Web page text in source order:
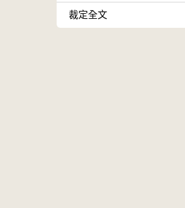
裁定全文